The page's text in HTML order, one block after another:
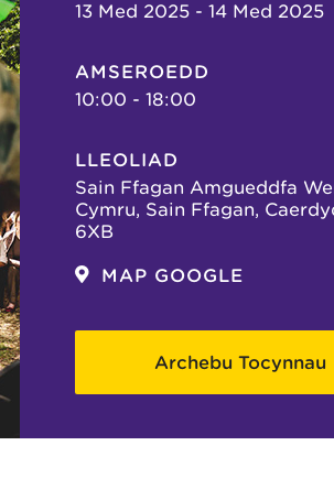
13 Med 2025 - 14 Med 2025
AMSEROEDD
10:00 - 18:00
LLEOLIAD
Sain Ffagan Amgueddfa
Cymru, Sain Ffagan,
6XB
MAP GOOGLE
Archebu Tocynnau